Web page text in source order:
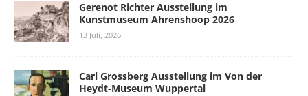
Gerenot Richter Ausstellung im
Kunstmuseum Ahrenshoop 2026
13 Juli, 2026
Carl Grossberg Ausstellung im Von der
Heydt-Museum Wuppertal